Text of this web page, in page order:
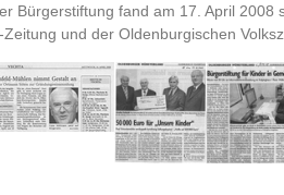
Bürgerstiftung fand am 17. April
und der Oldenburgischen